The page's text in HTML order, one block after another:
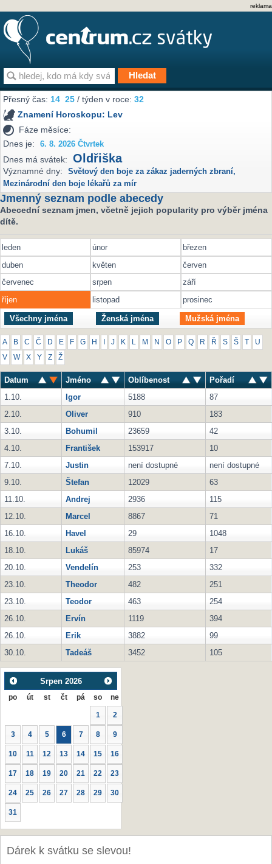
reklama
Přesný čas:14 25 / týden v roce:32
Znamení Horoskopu: Lev
Fáze měsíce:
Dnes je:
6. 8. 2026 Čtvrtek
Dnes má svátek: Oldřiška
Významné dny: Světový den boje za zákaz jaderných zbraní,
Mezinárodní den boje lékařů za mír
Jmenný seznam podle abecedy
Abecední seznam jmen, včetně jejich popularity pro výběr jména
dítě.
leden únor
březen
duben
květen
červen
červenec
srpen
září
říjen
listopad prosinec
Všechny jména Ženská jména Mužská jména
A B C Č D E F G H J K M N O P Q R Ř S Š U
V W X Y Z Ž
Datum Jméno Oblíbenost
Pořadí
1.10.
Igor 5188
87
2.10.
Oliver 910
183
3.10.
Bohumil 23659
42
4.10.
František 153917
10
7.10.
Justin není dostupné
není dostupné
9.10.
Štefan 12029
63
11.10.
Andrej 2936
115
12.10.
Marcel 8867
71
16.10.
Havel 29
1048
18.10.
Lukáš 85974
17
20.10.
Vendelín 253
332
23.10.
Theodor 482
251
23.10.
Teodor 463
254
26.10.
Ervín 1119
394
26.10.
Erik 3882
99
30.10.
Tadeáš 3452 105
Srpen 2026
po út st čt pá so ne
1 2
3 4 5 6 7 8 9
10 11 12 13 14 15 16
17 18 19 20 21 22 23
24 25 26 27 28 29 30
31
Dárek k svátku se slevou!